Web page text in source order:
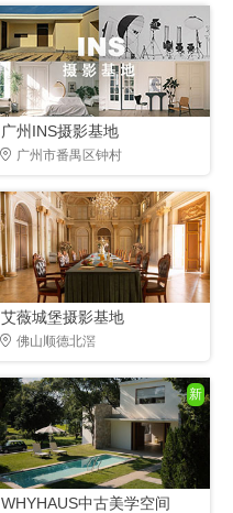
广州INS摄影基地
广州市番禺区钟村
艾薇城堡摄影基地
佛山顺德北滘
新
WHYHAUS中古美学空间